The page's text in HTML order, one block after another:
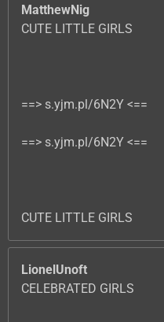
MatthewNig
CUTE LITTLE GIRLS
==> s.yjm.pl/6N2Y <==
==> s.yjm.pl/6N2Y <==
CUTE LITTLE GIRLS
LionelUnoft
CELEBRATED GIRLS